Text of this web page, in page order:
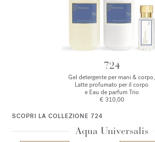
724
Gel detergente per mani & corpo,
Latte profumato per il corpo
e Eau de parfum Trio
€ 310,00
SCOPRI LA COLLEZIONE 724
Aqua Universalis